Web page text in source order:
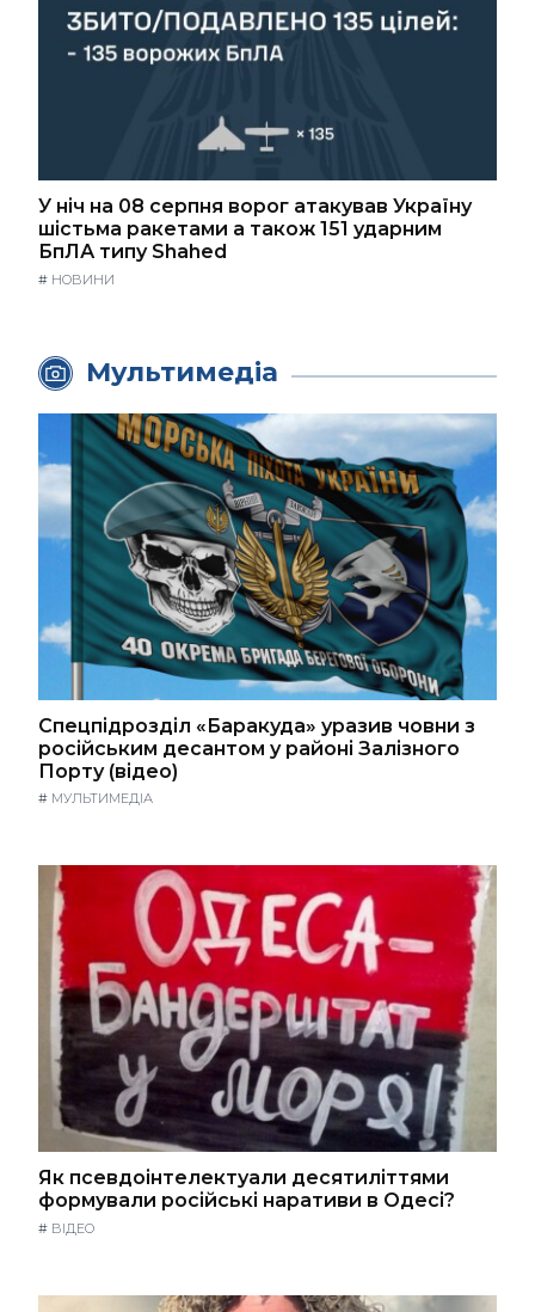
У ніч на 08 серпня ворог атакував Україну
шістьма ракетами а також 151 ударним
БпЛА типу Shahed
# НОВИНИ
Мультимедіа
Спецпідрозділ «Баракуда» уразив човни з
російським десантом у районі Залізного
Порту (відео)
# МУЛЬТИМЕДІА
Як псевдоінтелектуали десятиліттями
формували російські наративи в Одесі?
# ВІДЕО